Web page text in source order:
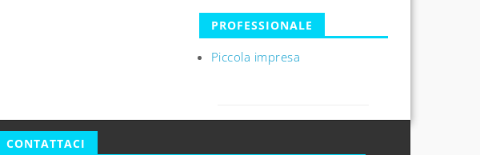
PROFESSIONALE
Piccola impresa
CONTATTACI